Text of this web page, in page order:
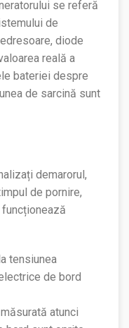
se referă
de
diode
reală a
bateriei despre
de sarcină sunt
demarorul,
de pornire,
tensiunea
de bord
atunci